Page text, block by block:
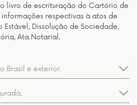
livro de escrituração do Cartório de
respectivas à atos de
Estável, Dissolução de Sociedade,
Ata Notarial.
Brasil e exterior.